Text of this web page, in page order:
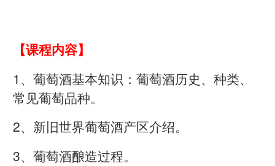
【课程内容】
1、葡萄酒基本知识：葡萄酒历史、种类、
常见葡萄品种。
2、新旧世界葡萄酒产区介绍。
3、葡萄酒酿造过程。